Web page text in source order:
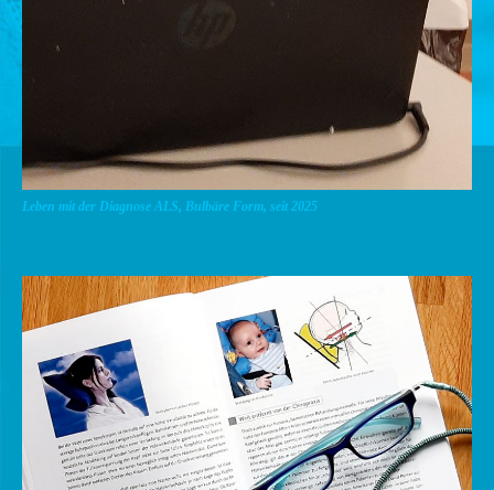
Leben mit der Diagnose ALS, Bulbäre Form, seit 2025